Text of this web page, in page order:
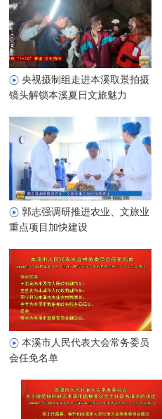
央视摄制组走进本溪取景拍摄
镜头解锁本溪夏日文旅魅力
郭志强调研推进农业、文旅业
重点项目加快建设
本溪市人民代表大会常务委员
会任免名单